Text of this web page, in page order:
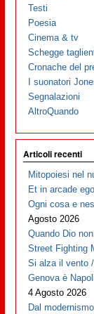
Testi
Poesia
Cinema & tv
Schegge
Cronache del
I suonatori
Segnalazioni
AltroQuando
Articoli recenti
Mitopoiesi nel
Et in arcade
Ogni cosa e
Agosto 2026
Quando Dio
Street Fighting
Si alza il vento
Genova è
4 Agosto 2026
Dal